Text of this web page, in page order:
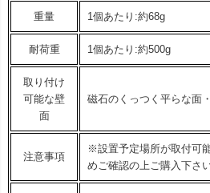
重量 1個あたり:約68g
耐荷重 1個あたり:約500g
取り付け
可能な壁
面
磁石のくっつく平らな面
注意事項
※設置予定場所が取付可
めご確認の上ご購入下さい